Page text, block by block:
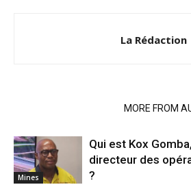
La Rédaction
MORE FROM
Mines
Qui est Kox
directeur des
?